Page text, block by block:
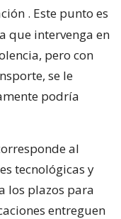
. Este punto es
que intervenga en
pero con
se le
podría
al
tecnológicas y
los plazos para
entreguen